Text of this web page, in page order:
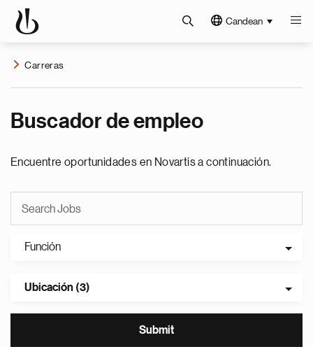
Candean
Carreras
Buscador de empleo
Encuentre oportunidades en Novartis a continuación.
Función
Ubicación (3)